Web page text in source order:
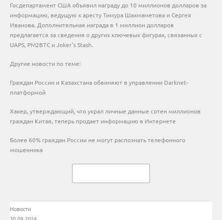
Госдепартамент США объявил награду до 10 миллионов долларов за
информацию, ведущую к аресту Тимура Шахмаметова и Сергея
Иванова. Дополнительная награда в 1 миллион долларов
предлагается за сведения о других ключевых фигурах, связанных с
UAPS, PM2BTC и Joker's Stash.
Другие новости по теме:
Граждан России и Казахстана обвиняют в управлении Darknet-
платформой
Хакер, утверждающий, что украл личные данные сотен миллионов
граждан Китая, теперь продает информацию в Интернете
Более 60% граждан России не могут распознать телефонного
мошенника
Новости